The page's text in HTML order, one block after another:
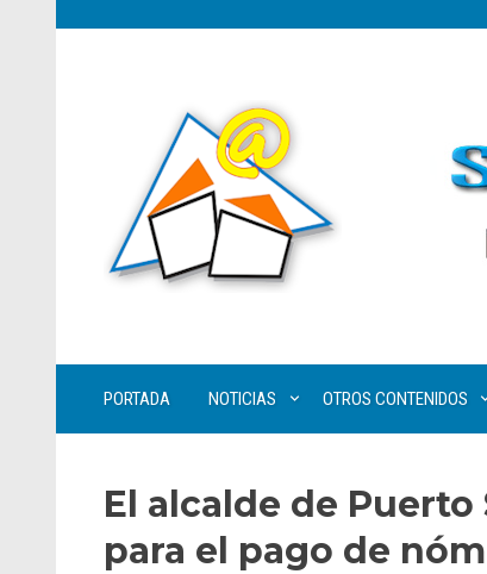
PORTADA NOTICIAS OTROS CONTENIDOS
El alcalde de
para el pago de